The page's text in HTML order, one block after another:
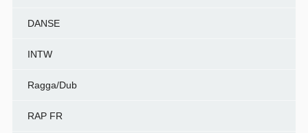
DANSE
INTW
Ragga/Dub
RAP FR